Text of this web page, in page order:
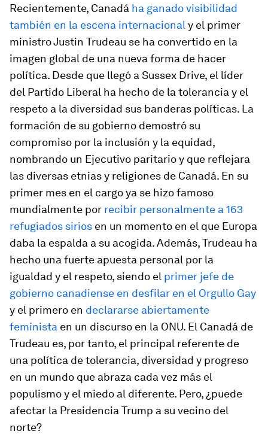
Recientemente, Canadá ha ganado visibilidad
también en la escena internacional y el primer
ministro Justin Trudeau se ha convertido en la
imagen global de una nueva forma de hacer
política. Desde que llegó a Sussex Drive, el líder
del Partido Liberal ha hecho de la tolerancia y el
respeto a la diversidad sus banderas políticas. La
formación de su gobierno demostró su
compromiso por la inclusión y la equidad,
nombrando un Ejecutivo paritario y que reflejara
las diversas etnias y religiones de Canadá. En su
primer mes en el cargo ya se hizo famoso
mundialmente por recibir personalmente a 163
refugiados sirios en un momento en el que Europa
daba la espalda a su acogida. Además, Trudeau ha
hecho una fuerte apuesta personal por la
igualdad y el respeto, siendo el primer jefe de
gobierno canadiense en desfilar en el Orgullo Gay
y el primero en declararse abiertamente
feminista en un discurso en la ONU. El Canadá de
Trudeau es, por tanto, el principal referente de
una política de tolerancia, diversidad y progreso
en un mundo que abraza cada vez más el
populismo y el miedo al diferente. Pero, ¿puede
afectar la Presidencia Trump a su vecino del
norte?